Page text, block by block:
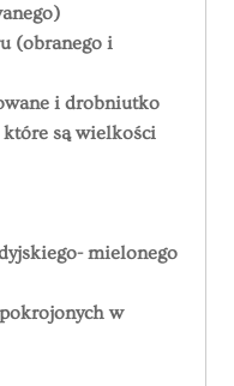
(obranego i
i drobniutko
są wielkości
mielonego
w